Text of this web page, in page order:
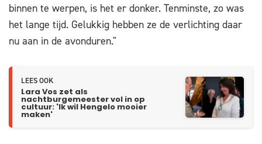
binnen te werpen, is het er donker. Tenminste, zo was
het lange tijd. Gelukkig hebben ze de verlichting daar
nu aan in de avonduren."
LEES OOK
Lara Vos zet als
nachtburgemeester vol in op
cultuur: 'Ik wil Hengelo mooier
maken'